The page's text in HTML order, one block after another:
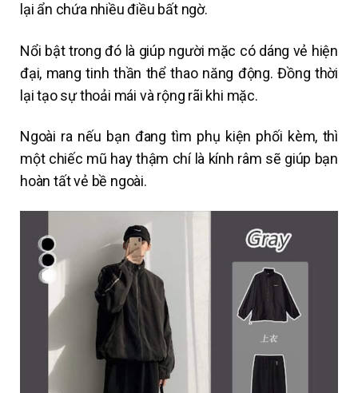
lại ẩn chứa nhiều điều bất ngờ.
Nổi bật trong đó là giúp người mặc có dáng vẻ hiện
đại, mang tinh thần thể thao năng động. Đồng thời
lại tạo sự thoải mái và rộng rãi khi mặc.
Ngoài ra nếu bạn đang tìm phụ kiện phối kèm, thì
một chiếc mũ hay thậm chí là kính râm sẽ giúp bạn
hoàn tất vẻ bề ngoài.